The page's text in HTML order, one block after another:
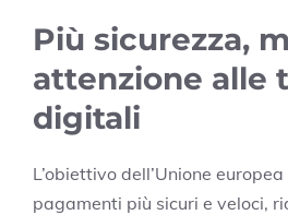
Più sicurezza,
attenzione alle
digitali
L’obiettivo dell’Unione
pagamenti più sicuri e veloci,